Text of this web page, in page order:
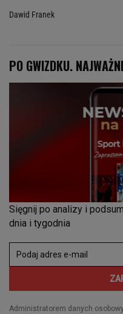
Dawid Franek